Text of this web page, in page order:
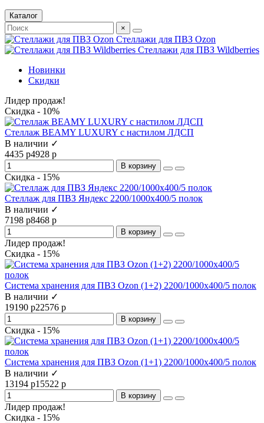
Каталог
×
Стеллажи для ПВЗ Ozon
Стеллажи для ПВЗ Wildberries
Новинки
Скидки
Лидер продаж!
Скидка - 10%
Стеллаж BEAMY LUXURY с настилом ЛДСП
В наличии ✓
4435 р4928 р
В корзину
Скидка - 15%
Стеллаж для ПВЗ Яндекс 2200/1000x400/5 полок
В наличии ✓
7198 р8468 р
В корзину
Лидер продаж!
Скидка - 15%
Система хранения для ПВЗ Ozon (1+2) 2200/1000x400/5 полок
В наличии ✓
19190 р22576 р
В корзину
Скидка - 15%
Система хранения для ПВЗ Ozon (1+1) 2200/1000x400/5 полок
В наличии ✓
13194 р15522 р
В корзину
Лидер продаж!
Скидка - 15%